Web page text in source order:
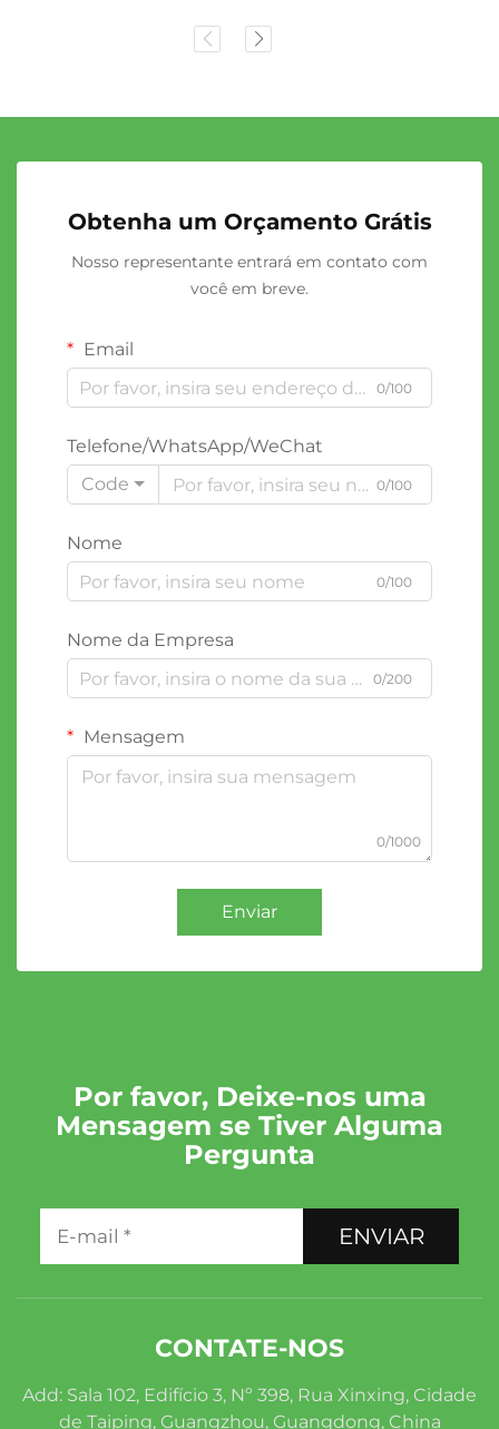
Obtenha um Orçamento Grátis
Nosso representante entrará em contato com
você em breve.
Email
0/100
Telefone/WhatsApp/WeChat
Code
0/100
Nome
0/100
Nome da Empresa
0/200
Mensagem
0/1000
Enviar
Por favor, Deixe-nos uma
Mensagem se Tiver Alguma
Pergunta
ENVIAR
CONTATE-NOS
Add: Sala 102, Edifício 3, Nº 398, Rua Xinxing, Cidade
de Taiping, Guangzhou, Guangdong, China